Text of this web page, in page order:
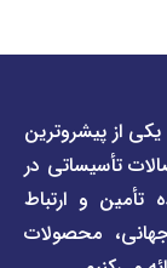
در
دسترسی
سریع
صفحه
لیست
قیمت
دسترسی
سریع
درباره
ما